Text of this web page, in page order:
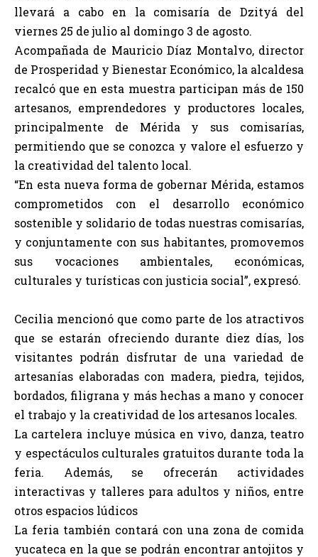
llevará a cabo en la comisaría de Dzityá del
viernes 25 de julio al domingo 3 de agosto.
Acompañada de Mauricio Díaz Montalvo, director
de Prosperidad y Bienestar Económico, la alcaldesa
recalcó que en esta muestra participan más de 150
artesanos, emprendedores y productores locales,
principalmente de Mérida y sus comisarías,
permitiendo que se conozca y valore el esfuerzo y
la creatividad del talento local.
“En esta nueva forma de gobernar Mérida, estamos
comprometidos con el desarrollo económico
sostenible y solidario de todas nuestras comisarías,
y conjuntamente con sus habitantes, promovemos
sus vocaciones ambientales, económicas,
culturales y turísticas con justicia social”, expresó.
Cecilia mencionó que como parte de los atractivos
que se estarán ofreciendo durante diez días, los
visitantes podrán disfrutar de una variedad de
artesanías elaboradas con madera, piedra, tejidos,
bordados, filigrana y más hechas a mano y conocer
el trabajo y la creatividad de los artesanos locales.
La cartelera incluye música en vivo, danza, teatro
y espectáculos culturales gratuitos durante toda la
feria. Además, se ofrecerán actividades
interactivas y talleres para adultos y niños, entre
otros espacios lúdicos
La feria también contará con una zona de comida
yucateca en la que se podrán encontrar antojitos y